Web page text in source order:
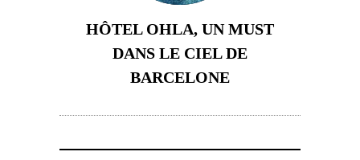
HÔTEL OHLA, UN MUST
DANS LE CIEL DE
BARCELONE